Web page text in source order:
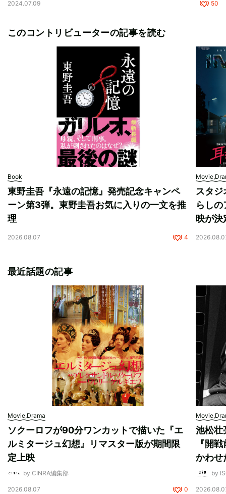
2024.07.09 50
このコントリビューターの記事を読む
Book
東野圭吾『永遠の記憶』発売記念キャンペ
ーン第3弾。東野圭吾お気に入りの一文を推
理
2026.08.07 4
スタ
らし
映が決
最近話題の記事
Movie,Drama
ソクーロフが90分ワンカットで描いた『エ
ルミタージュ幻想』リマスター版が期間限
定上映
by CINRA編集部
2026.08.07 0
池松壮
『開
かわせ
by